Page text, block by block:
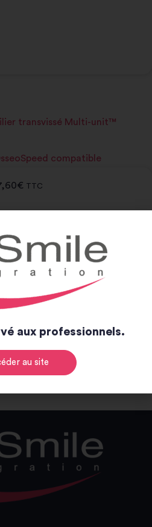
transvissé Multi-unit™
compatible
€ TTC
Alternative:
aux professionnels.
au site